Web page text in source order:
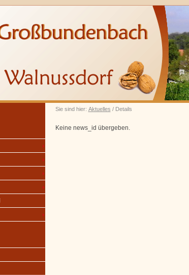
Sie sind hier: Aktuelles / Details
Keine news_id übergeben.